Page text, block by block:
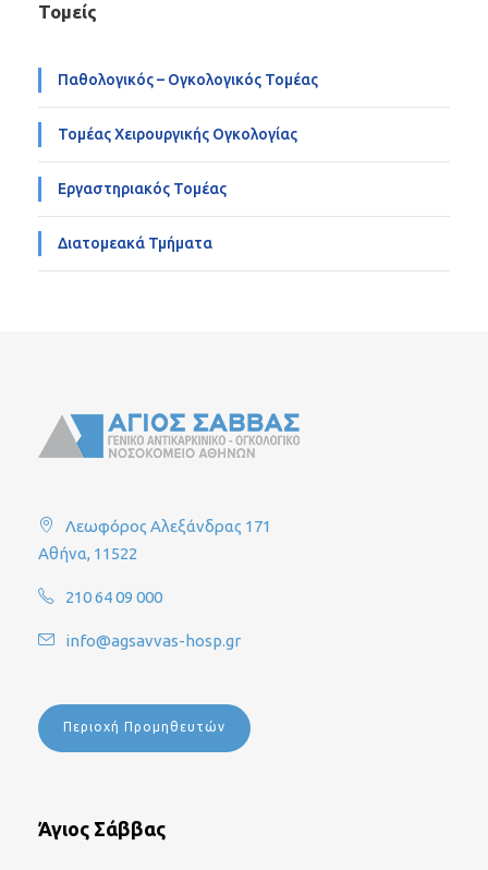
Τομείς
Παθολογικός – Ογκολογικός Τομέας
Τομέας Χειρουργικής Ογκολογίας
Εργαστηριακός Τομέας
Διατομεακά Τμήματα
Λεωφόρος Αλεξάνδρας 171
Αθήνα, 11522
210 64 09 000
info@agsavvas-hosp.gr
Περιοχή Προμηθευτών
Άγιος Σάββας